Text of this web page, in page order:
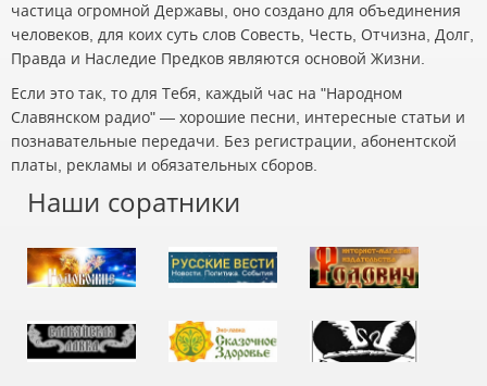
частица огромной Державы, оно создано для объединения
человеков, для коих суть слов Совесть, Честь, Отчизна, Долг,
Правда и Наследие Предков являются основой Жизни.
Если это так, то для Тебя, каждый час на "Народном
Славянском радио" — хорошие песни, интересные статьи и
познавательные передачи. Без регистрации, абонентской
платы, рекламы и обязательных сборов.
Наши соратники